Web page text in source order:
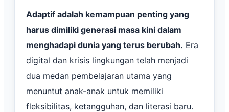
Adaptif adalah kemampuan penting yang
harus dimiliki generasi masa kini dalam
menghadapi dunia yang terus berubah. Era
digital dan krisis lingkungan telah menjadi
dua medan pembelajaran utama yang
menuntut anak-anak untuk memiliki
fleksibilitas, ketangguhan, dan literasi baru.